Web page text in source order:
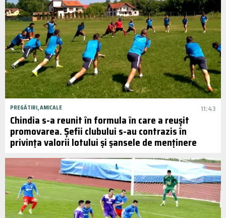
PREGĂTIRI, AMICALE 11:43
Chindia s-a reunit în formula în care a reușit
promovarea. Șefii clubului s-au contrazis în
privința valorii lotului și șansele de menținere